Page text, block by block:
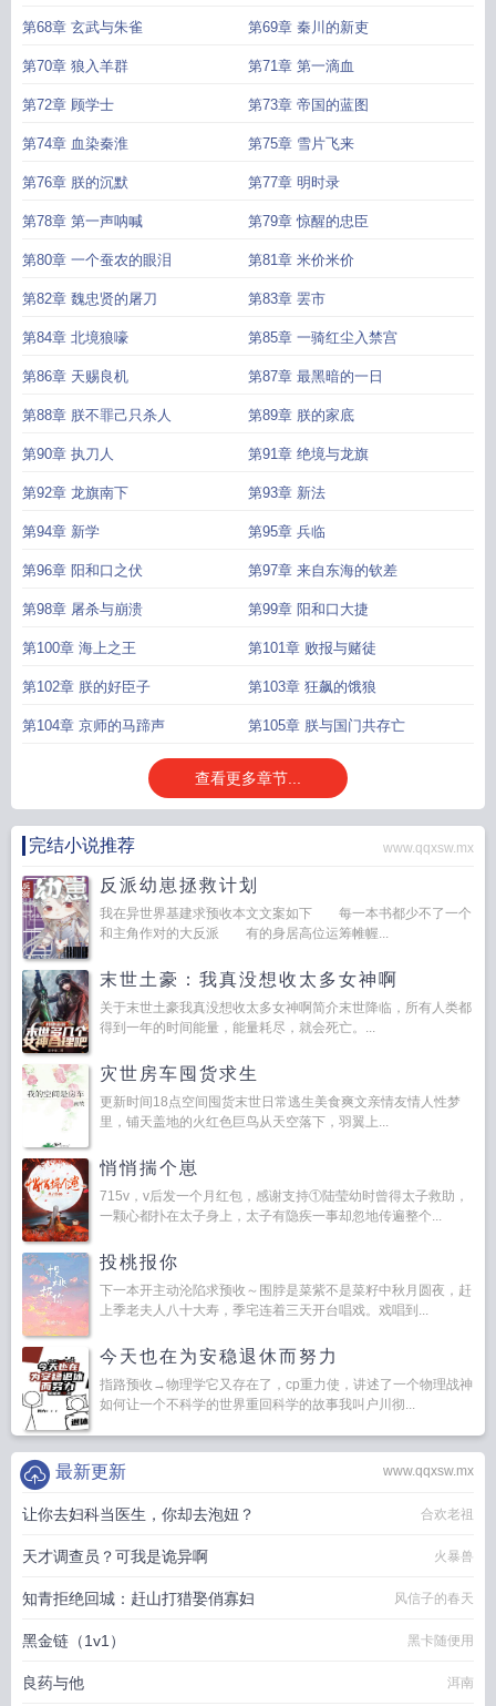
第68章 玄武与朱雀 第69章 秦川的新吏
第70章 狼入羊群 第71章 第一滴血
第72章 顾学士 第73章 帝国的蓝图
第74章 血染秦淮 第75章 雪片飞来
第76章 朕的沉默 第77章 明时录
第78章 第一声呐喊 第79章 惊醒的忠臣
第80章 一个蚕农的眼泪 第81章 米价米价
第82章 魏忠贤的屠刀 第83章 罢市
第84章 北境狼嚎 第85章 一骑红尘入禁宫
第86章 天赐良机 第87章 最黑暗的一日
第88章 朕不罪己只杀人 第89章 朕的家底
第90章 执刀人 第91章 绝境与龙旗
第92章 龙旗南下 第93章 新法
第94章 新学 第95章 兵临
第96章 阳和口之伏 第97章 来自东海的钦差
第98章 屠杀与崩溃 第99章 阳和口大捷
第100章 海上之王 第101章 败报与赌徒
第102章 朕的好臣子 第103章 狂飙的饿狼
第104章 京师的马蹄声 第105章 朕与国门共存亡
查看更多章节...
完结小说推荐 www.qqxsw.mx
反派幼崽拯救计划
我在异世界基建求预收本文文案如下 每一本书都少不了一个
和主角作对的大反派 有的身居高位运筹帷幄...
末世土豪：我真没想收太多女神啊
关于末世土豪我真没想收太多女神啊简介末世降临，所有人类都
得到一年的时间能量，能量耗尽，就会死亡。...
灾世房车囤货求生
更新时间18点空间囤货末世日常逃生美食爽文亲情友情人性梦
里，铺天盖地的火红色巨鸟从天空落下，羽翼上...
悄悄揣个崽
715v，v后发一个月红包，感谢支持①陆莹幼时曾得太子救助，
一颗心都扑在太子身上，太子有隐疾一事却忽地传遍整个...
投桃报你
下一本开主动沦陷求预收～围脖是菜紫不是菜籽中秋月圆夜，赶
上季老夫人八十大寿，季宅连着三天开台唱戏。戏唱到...
今天也在为安稳退休而努力
指路预收→物理学它又存在了，cp重力使，讲述了一个物理战神
如何让一个不科学的世界重回科学的故事我叫户川彻...
www.qqxsw.mx
最新更新
让你去妇科当医生，你却去泡妞？ 合欢老祖
天才调查员？可我是诡异啊 火暴兽
知青拒绝回城：赶山打猎娶俏寡妇 风信子的春天
黑金链（1v1） 黑卡随便用
良药与他 洱南